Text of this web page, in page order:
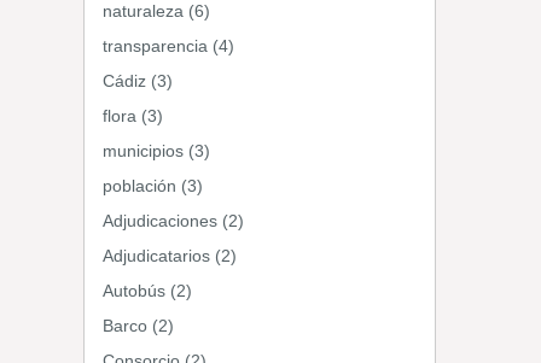
naturaleza (6)
transparencia (4)
Cádiz (3)
flora (3)
municipios (3)
población (3)
Adjudicaciones (2)
Adjudicatarios (2)
Autobús (2)
Barco (2)